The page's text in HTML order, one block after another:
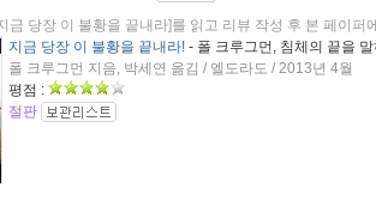
금 당장 이 불황을 끝내라]를 읽고 리뷰 작성 후 본 페이퍼
지금 당장 이 불황을 끝내라! - 폴 크루그먼, 침체의 끝을
폴 크루그먼 지음, 박세연 옮김 / 엘도라도 / 2013년 4월
평점 :
절판